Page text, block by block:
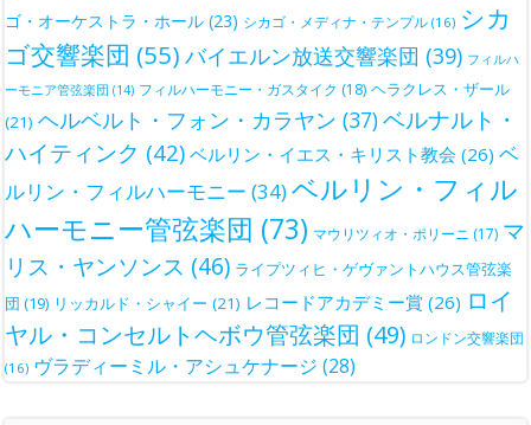
ゴ・オーケストラ・ホール (23) シカゴ・メディナ・テンプル (16) シカ
ゴ交響楽団 (55) バイエルン放送交響楽団 (39) フィルハ
ーモニア管弦楽団 (14) フィルハーモニー・ガスタイク (18) ヘラクレス・ザール
(21) ヘルベルト・フォン・カラヤン (37)ベルナルト・
ハイティンク (42) ベルリン・イエス・キリスト教会 (26) ベ
ルリン・フィルハーモニー (34)ベルリン・フィル
ハーモニー管弦楽団 (73) マウリツィオ・ポリーニ (17) マ
リス・ヤンソンス (46) ライプツィヒ・ゲヴァントハウス管弦楽
団 (19) リッカルド・シャイー (21) レコードアカデミー賞 (26) ロイ
ヤル・コンセルトヘボウ管弦楽団 (49) ロンドン交響楽団
(16) ヴラディーミル・アシュケナージ (28)